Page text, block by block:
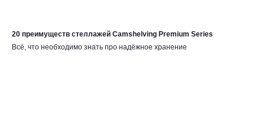
20 преимуществ стеллажей Camshelving Premium Series
Всё, что необходимо знать про надёжное хранение